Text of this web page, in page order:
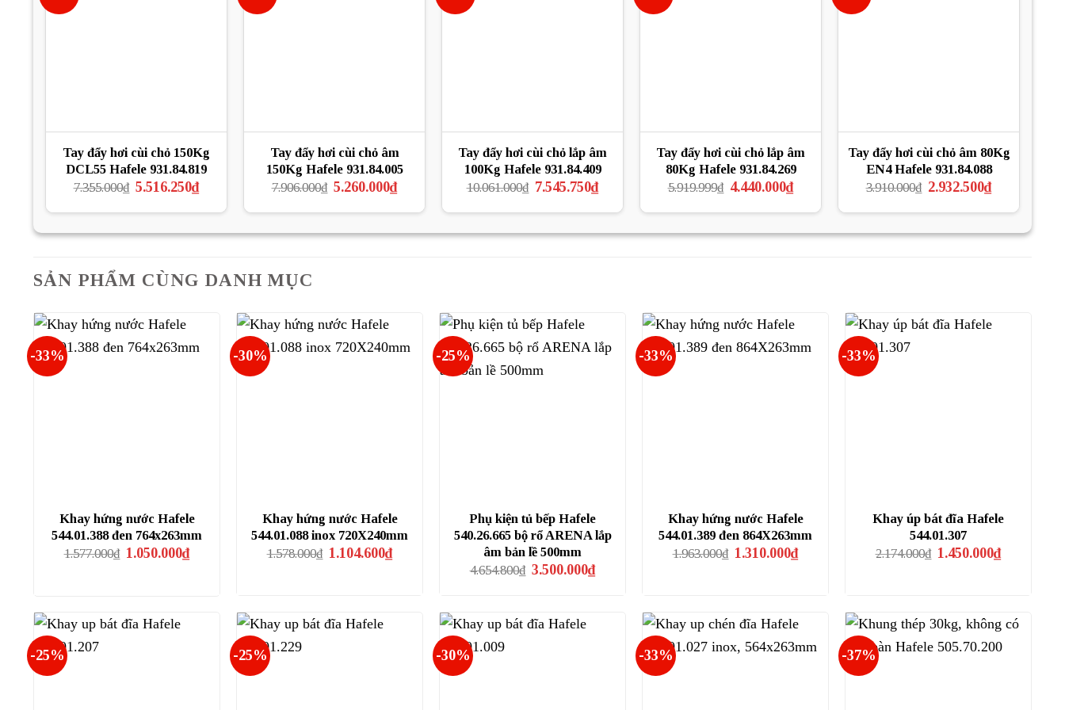
Tay đẩy hơi cùi chỏ 150Kg
DCL55 Hafele 931.84.819
7.355.000₫ Giá
là:
5.516.250₫Giá
hiện
tại
5.516.250₫.
Tay đẩy hơi cùi chỏ âm
150Kg Hafele 931.84.005
7.906.000₫ Giá
là:
5.260.000₫Giá
hiện
tại
5.260.000₫.
Tay đẩy hơi cùi chỏ lắp âm
100Kg Hafele 931.84.409
10.061.000₫ Giá
là:
7.545.750₫Giá
hiện
tại
7.545.750₫.
Tay đẩy hơi cùi chỏ lắp âm
80Kg Hafele 931.84.269
5.919.999₫ Giá
là:
4.440.000₫Giá
hiện
tại
4.440.000₫.
Tay đẩy hơi cùi chỏ âm 80Kg
EN4 Hafele 931.84.088
3.910.000₫ Giá
là:
2.932.500₫Giá
hiện
tại
2.932.500₫.
SẢN PHẨM CÙNG DANH MỤC
-33%
Khay hứng nước Hafele
544.01.388 đen 764x263mm
1.577.000₫ Giá
1.050.000₫Giá
hiện
-30%
Khay hứng nước Hafele
544.01.088 inox 720X240mm
1.578.000₫ Giá
1.104.600₫Giá
hiện
-25%
Phụ kiện tủ bếp Hafele
540.26.665 bộ rổ ARENA lắp
âm bản lề 500mm
4.654.800₫ Giá
3.500.000₫Giá
hiện
3.500.000₫.
-33%
Khay hứng nước Hafele
544.01.389 đen 864X263mm
1.963.000₫ Giá
1.310.000₫Giá
hiện
-33%
Khay úp bát đĩa Hafele
544.01.307
2.174.000₫ Giá
1.450.000₫Giá
hiện
-25% -25% -30% -33% -37%